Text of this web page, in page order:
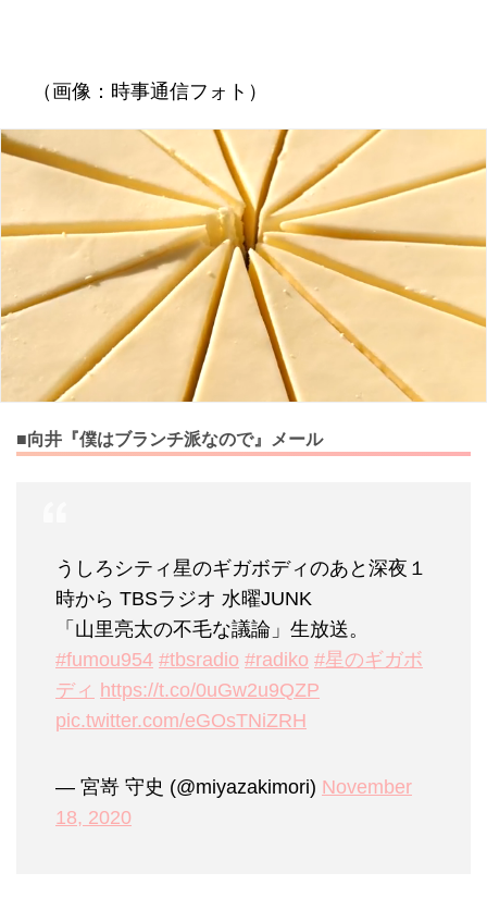
（画像：時事通信フォト）
■向井『僕はブランチ派なので』メール
うしろシティ星のギガボディのあと深夜１
時から TBSラジオ 水曜JUNK
「山里亮太の不毛な議論」生放送。
#fumou954 #tbsradio #radiko #星のギガボ
ディ https://t.co/0uGw2u9QZP
pic.twitter.com/eGOsTNiZRH
— 宮嵜 守史 (@miyazakimori) November
18, 2020